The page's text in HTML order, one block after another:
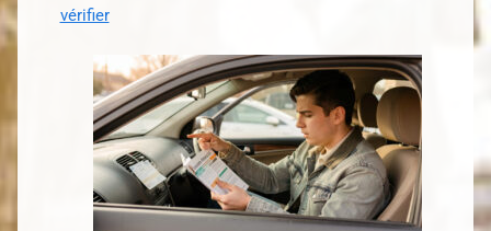
vérifier